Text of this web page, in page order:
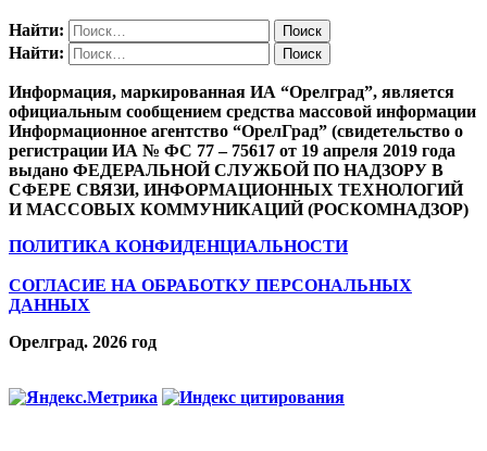
Найти:
Найти:
Информация, маркированная ИА “Орелград”, является
официальным сообщением средства массовой информации
Информационное агентство “ОрелГрад” (свидетельство о
регистрации ИА № ФС 77 – 75617 от 19 апреля 2019 года
выдано ФЕДЕРАЛЬНОЙ СЛУЖБОЙ ПО НАДЗОРУ В
СФЕРЕ СВЯЗИ, ИНФОРМАЦИОННЫХ ТЕХНОЛОГИЙ
И МАССОВЫХ КОММУНИКАЦИЙ (РОСКОМНАДЗОР)
ПОЛИТИКА КОНФИДЕНЦИАЛЬНОСТИ
СОГЛАСИЕ НА ОБРАБОТКУ ПЕРСОНАЛЬНЫХ
ДАННЫХ
Орелград. 2026 год